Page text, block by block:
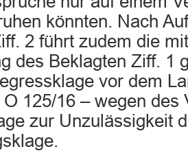
könnten. Nach
2 führt zudem die
des Beklagten Ziff. 1
vor dem
125/16 – wegen des
zur Unzulässigkeit